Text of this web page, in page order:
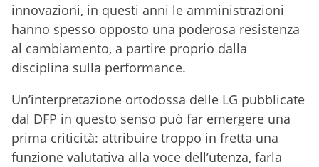
innovazioni, in questi anni le amministrazioni
hanno spesso opposto una poderosa resistenza
al cambiamento, a partire proprio dalla
disciplina sulla performance.
Un’interpretazione ortodossa delle LG pubblicate
dal DFP in questo senso può far emergere una
prima criticità: attribuire troppo in fretta una
funzione valutativa alla voce dell’utenza, farla